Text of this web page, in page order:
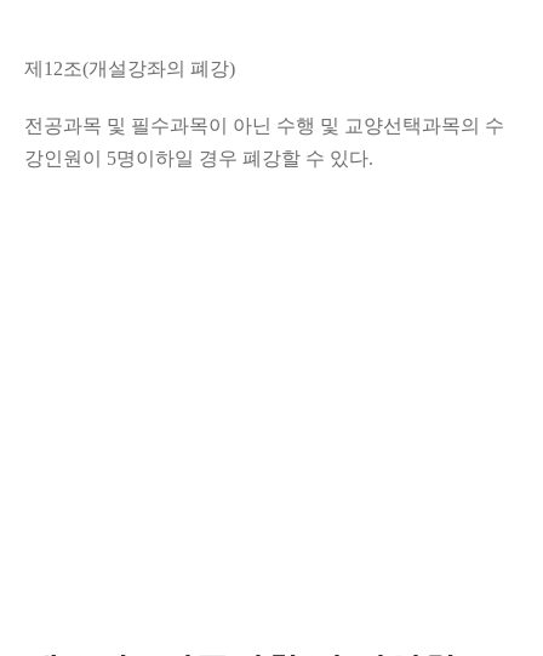
제 12조(개설강좌의 폐강)
전공과목 및 필수과목이 아닌 수행 및 교양선택과목의 수
강인원이 5명이하일 경우 폐강할 수 있다.